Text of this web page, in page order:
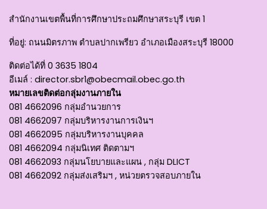
สำนักงานเขตพื้นที่การศึกษาประถมศึกษาสระบุรี เขต 1
ที่อยู่: ถนนมิตรภาพ ตำบลปากเพรียว อำเภอเมืองสระบุรี 18000
ติดต่อได้ที่ 0 3635 1804
อีเมล์ : director.sbr1@obecmail.obec.go.th
หมายเลขติดต่อกลุ่มงานภายใน
081 4662096 กลุ่มอำนวยการ
081 4662097 กลุ่มบริหารงานการเงินฯ
081 4662095 กลุ่มบริหารงานบุคคล
081 4662094 กลุ่มนิเทศ ติดตามฯ
081 4662093 กลุ่มนโยบายและแผน , กลุ่ม DLICT
081 4662092 กลุ่มส่งเสริมฯ , หน่วยตรวจสอบภายใน